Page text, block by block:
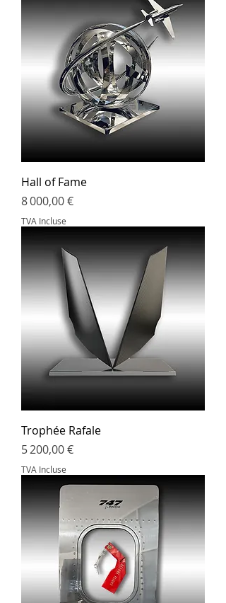
Hall of Fame
Prix
8 000,00 €
TVA Incluse
Trophée Rafale
Prix
5 200,00 €
TVA Incluse